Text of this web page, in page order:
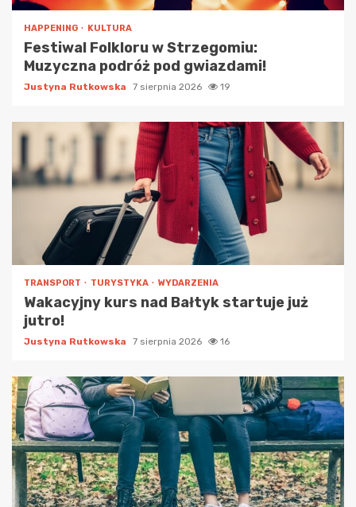
HAPPENING KULTURA
Festiwal Folkloru w Strzegomiu:
Muzyczna podróż pod gwiazdami!
Justyna Rutkowska 7 sierpnia 2026 19
TRANSPORT TURYSTYKA WYDARZENIA
Wakacyjny kurs nad Bałtyk startuje już
jutro!
Justyna Rutkowska 7 sierpnia 2026 16